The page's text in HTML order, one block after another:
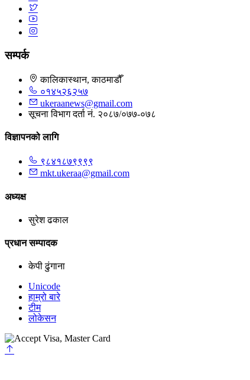
सम्पर्क
कालिकास्थान, काठमाडौँ
०१४५२६२५७
ukeraanews@gmail.com
सूचना विभाग दर्ता नं. २०८७/०७७-०७८
विज्ञापनको लागि
९८४१८७९९९९
mkt.ukeraa@gmail.com
अध्यक्ष
सुरेश ढकाल
प्रधान सम्पादक
केपी ढुंगाना
Unicode
हाम्रो बारे
टीम
लोकेसन